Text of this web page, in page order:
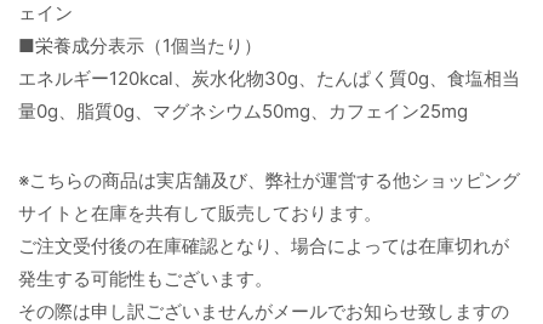
ェイン
■栄養成分表示（1個当たり）
エネルギー120kcal、炭水化物30g、たんぱく質0g、食塩相当
量0g、脂質0g、マグネシウム50mg、カフェイン25mg
※こちらの商品は実店舗及び、弊社が運営する他ショッピング
サイトと在庫を共有して販売しております。
ご注文受付後の在庫確認となり、場合によっては在庫切れが
発生する可能性もございます。
その際は申し訳ございませんがメールでお知らせ致しますの